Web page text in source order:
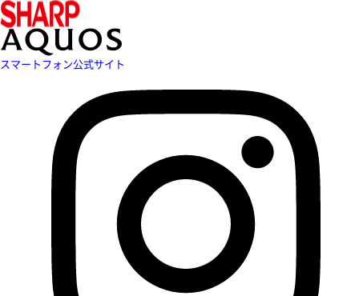
スマートフォン公式サイト